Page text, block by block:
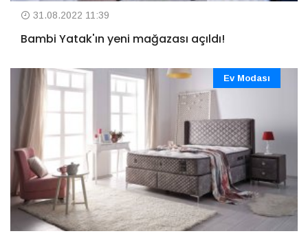
31.08.2022 11:39
Bambi Yatak'ın yeni mağazası açıldı!
Ev Modası